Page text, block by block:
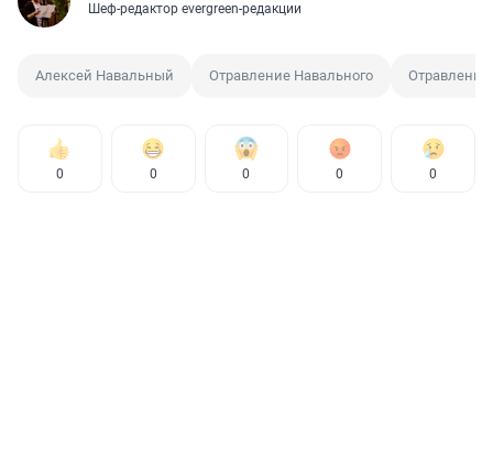
Шеф-редактор evergreen-редакции
Алексей Навальный Отравление Навального Отравление
0 0 0 0 0